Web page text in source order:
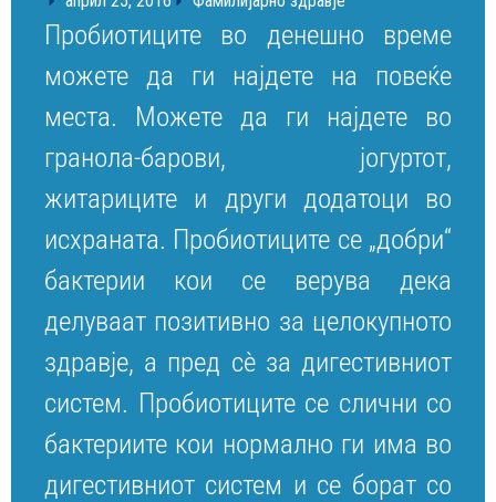
Пробиотиците во денешно време
можете да ги најдете на повеќе
места. Можете да ги најдете во
гранола-барови, јогуртот,
житариците и други додатоци во
исхраната. Пробиотиците се „добри“
бактерии кои се верува дека
делуваат позитивно за целокупното
здравје, а пред сè за дигестивниот
систем. Пробиотиците се слични со
бактериите кои нормално ги има во
дигестивниот систем и се борат со